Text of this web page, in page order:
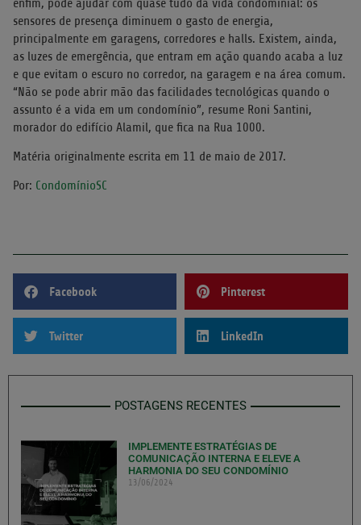
enfim, pode ajudar com quase tudo da vida condominial: os
sensores de presença diminuem o gasto de energia,
principalmente em garagens, corredores e halls. Existem, ainda,
as luzes de emergência, que entram em ação quando acaba a luz
e que evitam o escuro no corredor, na garagem e na área comum.
“Não se pode abrir mão das facilidades tecnológicas quando o
assunto é a vida em um condomínio”, resume Roni Santini,
morador do edifício Alamil, que fica na Rua 1000.
Matéria originalmente escrita em 11 de maio de 2017.
Por: CondomínioSC
Facebook Pinterest
Twitter LinkedIn
POSTAGENS RECENTES
IMPLEMENTE ESTRATÉGIAS DE
COMUNICAÇÃO INTERNA E ELEVE A
HARMONIA DO SEU CONDOMÍNIO
13/06/2024